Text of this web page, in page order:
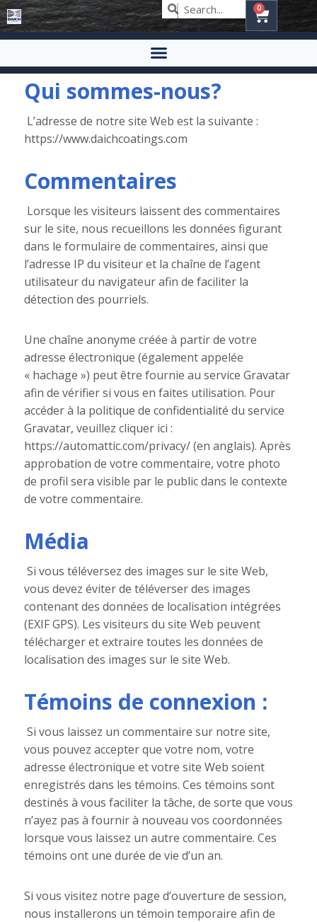
0
Qui sommes-nous?
L’adresse de notre site Web est la suivante :
https://www.daichcoatings.com
Commentaires
Lorsque les visiteurs laissent des commentaires
sur le site, nous recueillons les données figurant
dans le formulaire de commentaires, ainsi que
l’adresse IP du visiteur et la chaîne de l’agent
utilisateur du navigateur afin de faciliter la
détection des pourriels.
Une chaîne anonyme créée à partir de votre
adresse électronique (également appelée
« hachage ») peut être fournie au service Gravatar
afin de vérifier si vous en faites utilisation. Pour
accéder à la politique de confidentialité du service
Gravatar, veuillez cliquer ici :
https://automattic.com/privacy/ (en anglais). Après
approbation de votre commentaire, votre photo
de profil sera visible par le public dans le contexte
de votre commentaire.
Média
Si vous téléversez des images sur le site Web,
vous devez éviter de téléverser des images
contenant des données de localisation intégrées
(EXIF GPS). Les visiteurs du site Web peuvent
télécharger et extraire toutes les données de
localisation des images sur le site Web.
Témoins de connexion :
Si vous laissez un commentaire sur notre site,
vous pouvez accepter que votre nom, votre
adresse électronique et votre site Web soient
enregistrés dans les témoins. Ces témoins sont
destinés à vous faciliter la tâche, de sorte que vous
n’ayez pas à fournir à nouveau vos coordonnées
lorsque vous laissez un autre commentaire. Ces
témoins ont une durée de vie d’un an.
Si vous visitez notre page d’ouverture de session,
nous installerons un témoin temporaire afin de